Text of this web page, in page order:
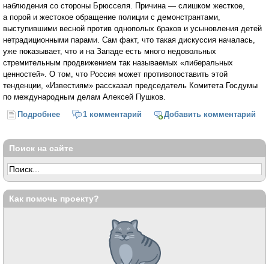
наблюдения со стороны Брюсселя. Причина — слишком жесткое,
а порой и жестокое обращение полиции с демонстрантами,
выступившими весной против однополых браков и усыновления детей
нетрадиционными парами. Сам факт, что такая дискуссия началась,
уже показывает, что и на Западе есть много недовольных
стремительным продвижением так называемых «либеральных
ценностей». О том, что Россия может противопоставить этой
тенденции, «Известиям» рассказал председатель Комитета Госдумы
по международным делам Алексей Пушков.
Подробнее о «Либеральная революция на Западе перешла в
1 комментарий Добавить комментарий
Поиск на сайте
Как помочь проекту?